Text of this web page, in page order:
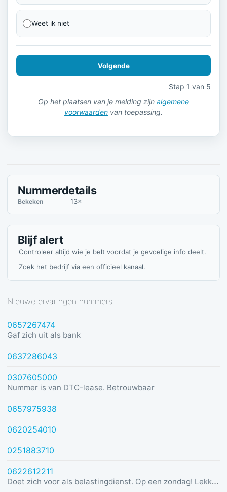
Weet ik niet
Volgende
Stap 1 van 5
Op het plaatsen van je melding zijn algemene
voorwaarden van toepassing.
Nummerdetails
Bekeken 13×
Blijf alert
Controleer altijd wie je belt voordat je gevoelige info deelt.
Zoek het bedrijf via een officieel kanaal.
Nieuwe ervaringen nummers
0657267474
Gaf zich uit als bank
0637286043
0307605000
Nummer is van DTC-lease. Betrouwbaar
0657975938
0620254010
0251883710
0622612211
Doet zich voor als belastingdienst. Op een zondag! Lekker dom